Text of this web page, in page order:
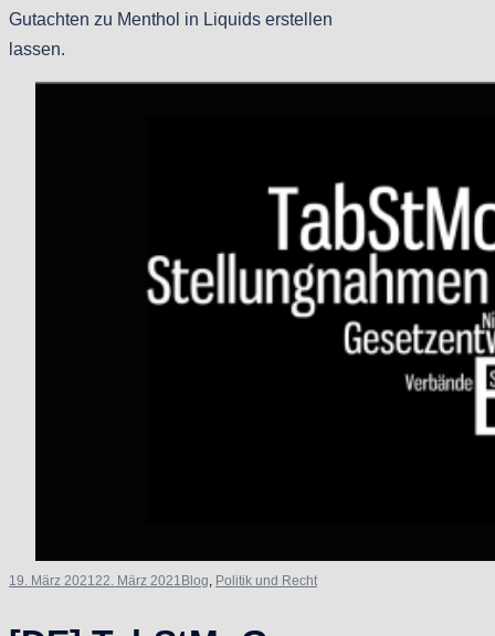
Gutachten zu Menthol in Liquids erstellen
lassen.
19. März 202122. März 2021 Blog, Politik und Recht